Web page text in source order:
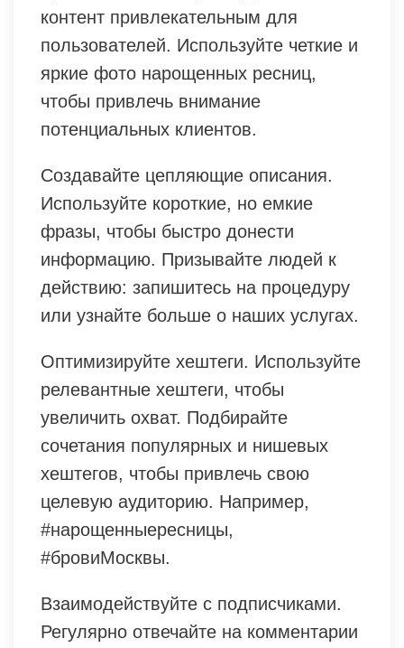
контент привлекательным для
пользователей. Используйте четкие и
яркие фото нарощенных ресниц,
чтобы привлечь внимание
потенциальных клиентов.
Создавайте цепляющие описания.
Используйте короткие, но емкие
фразы, чтобы быстро донести
информацию. Призывайте людей к
действию: запишитесь на процедуру
или узнайте больше о наших услугах.
Оптимизируйте хештеги. Используйте
релевантные хештеги, чтобы
увеличить охват. Подбирайте
сочетания популярных и нишевых
хештегов, чтобы привлечь свою
целевую аудиторию. Например,
#нарощенныересницы,
#бровиМосквы.
Взаимодействуйте с подписчиками.
Регулярно отвечайте на комментарии